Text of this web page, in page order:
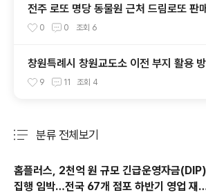
전주 로또 명당 동물원 근처 드림로또 판
1등 이번주는 나야나
0 0 조회 6
창원특례시 창원교도소 이전 부지 활용
모색
9 11 조회 4
분류 전체보기
홈플러스, 2천억 원 규모 긴급운영자금(DIP)
집행 임박…전국 67개 점포 하반기 영업 재